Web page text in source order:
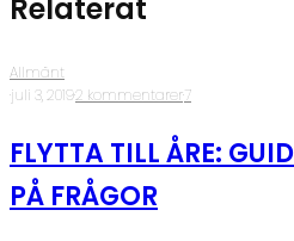
Relaterat
Allmänt
·juli 3, 2019·2 kommentarer·7
FLYTTA TILL ÅRE:
PÅ FRÅGOR